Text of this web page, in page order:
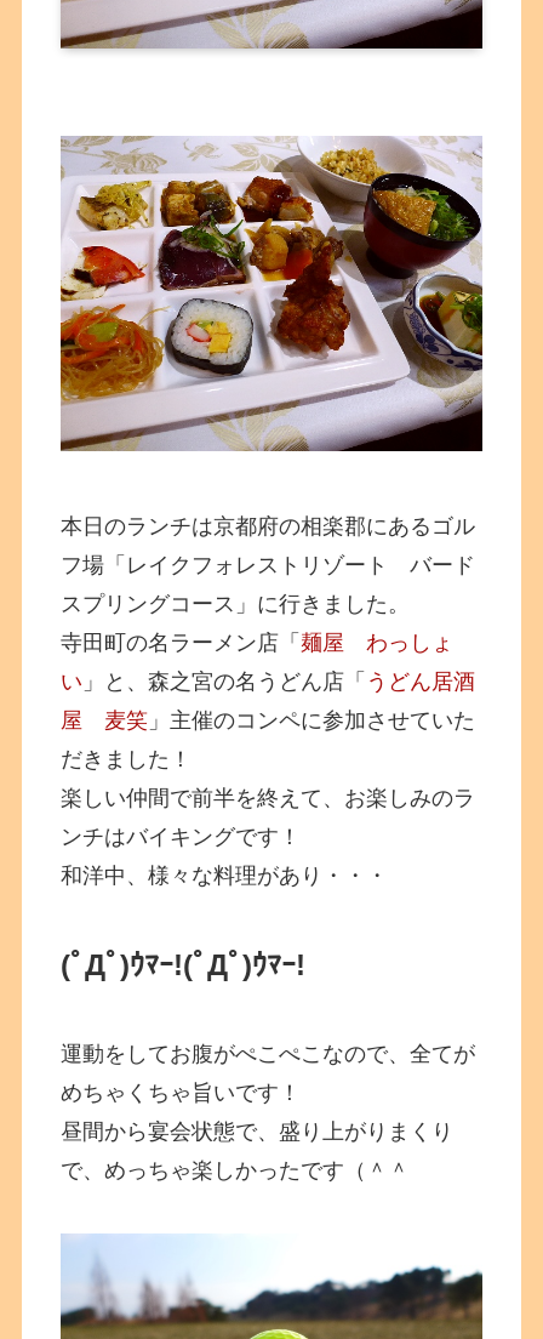
本日のランチは京都府の相楽郡にあるゴル
フ場「レイクフォレストリゾート バード
スプリングコース」に行きました。
寺田町の名ラーメン店「麺屋 わっしょ
い 」と、森之宮の名うどん店「 うどん居酒
屋 麦笑 」主催のコンペに参加させていた
だきました！
楽しい仲間で前半を終えて、お楽しみのラ
ンチはバイキングです！
和洋中、様々な料理があり・・・
(ﾟДﾟ)ｳﾏｰ!(ﾟДﾟ)ｳﾏｰ!
運動をしてお腹がぺこぺこなので、全てが
めちゃくちゃ旨いです！
昼間から宴会状態で、盛り上がりまくり
で、めっちゃ楽しかったです（＾＾